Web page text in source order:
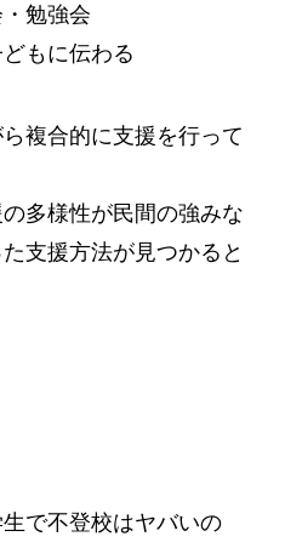
勉強会
もに伝わる
複合的に支援を行って
多様性が民間の強みな
支援方法が見つかると
生で不登校はヤバいの